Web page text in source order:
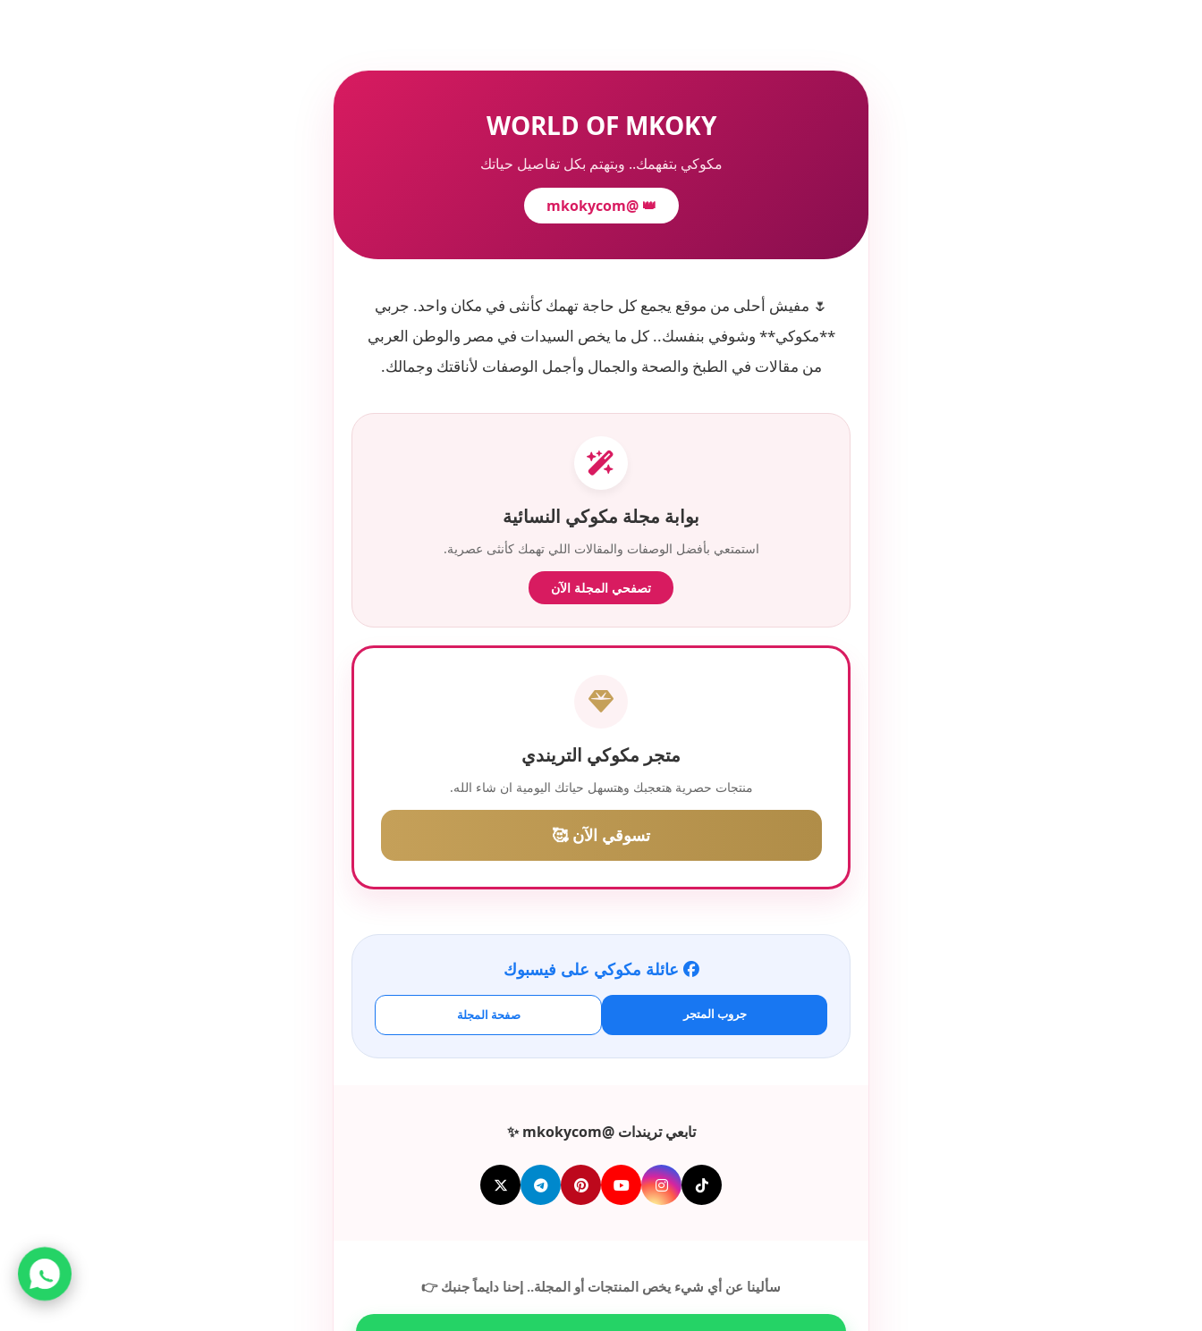
WORLD OF MKOKY
مكوكي بتفهمك.. وبتهتم بكل تفاصيل حياتك
👑
@mkokycom
🌷 مفيش أحلى من موقع يجمع كل حاجة تهمك كأنثى في مكان واحد. جربي
**مكوكي** وشوفي بنفسك.. كل ما يخص السيدات في مصر والوطن العربي
من مقالات في الطبخ والصحة والجمال وأجمل الوصفات لأناقتك وجمالك.
بوابة مجلة مكوكي النسائية
استمتعي بأفضل الوصفات والمقالات اللي تهمك كأنثى عصرية.
تصفحي المجلة الآن
متجر مكوكي التريندي
منتجات حصرية هتعجبك وهتسهل حياتك اليومية ان شاء الله.
تسوقي الآن 🥰
عائلة مكوكي على فيسبوك
جروب المتجر صفحة المجلة
تابعي تريندات @mkokycom ✨
سألينا عن أي شيء يخص المنتجات أو المجلة.. إحنا دايماً جنبك 👉